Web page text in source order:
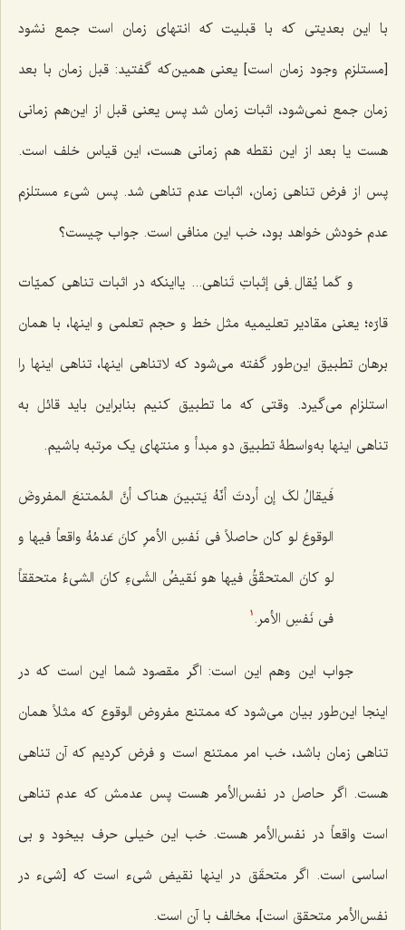
با این بعدیتى که با قبلیت که انتهاى زمان است جمع نشود
[مستلزم وجود زمان است] یعنى همین‌که گفتید: قبل زمان با بعد
زمان جمع نمى‌شود، اثبات زمان شد پس یعنى قبل از این‌هم زمانی
هست یا بعد از این نقطه هم زمانى هست، این قیاس خلف است.
پس از فرض تناهى زمان، اثبات عدم تناهى شد. پس شىء مستلزم
عدم خودش خواهد بود، خب این منافى است. جواب چیست؟
و کَما یُقال ِفی إثباتِ تَناهی... یااینکه در اثبات تناهى کمیّات
قارّه؛ یعنى مقادیر تعلیمیه مثل خط و حجم تعلمی و اینها، با همان
برهان تطبیق این‌طور گفته مى‌شود که لاتناهى اینها، تناهى اینها را
استلزام مى‌گیرد. وقتى که ما تطبیق کنیم بنابراین باید قائل به
تناهى اینها به‌واسطۀ تطبیق دو مبدأ و منتهاى یک مرتبه باشیم.
فَیقالُ لکَ إن أردتَ أنّهُ یَتبینَ هناک أنَّ المُمتنعَ المفروضَ
الوقوعَ لو کان حاصلاً فی نَفسِ الأمرِ کانَ عَدمُهُ واقعاً فیها و
لو کانَ المتحقّقُ فیها هو نَقیضُ الشَی‌ءِ کانَ الشی‌ءُ متحققاً
فی نَفسِ الأمر. 1
جواب این وهم این است: اگر مقصود شما این است که در
اینجا این‌طور بیان مى‌شود که ممتنع مفروض الوقوع که مثلاً همان
تناهى زمان باشد، خب امر ممتنع است و فرض کردیم که آن تناهى
هست. اگر حاصل در نفس‌الأمر هست پس عدمش که عدم تناهى
است واقعاً در نفس‌الأمر هست. خب این خیلى حرف بیخود و بى
اساسی است. اگر متحقَق در اینها نقیض شىء است که [شیء در
نفس‌الأمر متحقق است]، مخالف با آن است.